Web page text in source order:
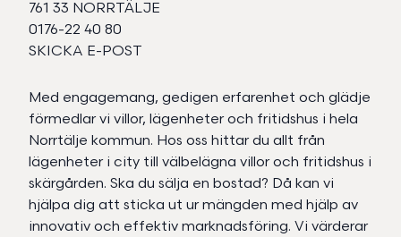
761 33 NORRTÄLJE
0176-22 40 80
SKICKA E-POST
Med engagemang, gedigen erfarenhet och glädje
förmedlar vi villor, lägenheter och fritidshus i hela
Norrtälje kommun. Hos oss hittar du allt från
lägenheter i city till välbelägna villor och fritidshus i
skärgården. Ska du sälja en bostad? Då kan vi
hjälpa dig att sticka ut ur mängden med hjälp av
innovativ och effektiv marknadsföring. Vi värderar